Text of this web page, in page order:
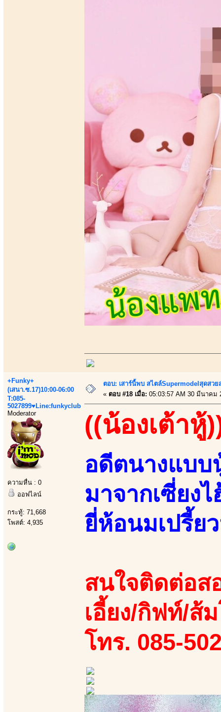
+Funky+
(เสนา.ซ.17)10:00-06:00
T:085-
5027899♥Line:funkyclub
Moderator
ความหื่น : 0
ออฟไลน์
กระทู้: 71,668
โพสต์: 4,935
ตอบ: เสาร์นี้พบ สไตล์Supermodelสุดสว
« ตอบ #18 เมื่อ: 05:03:57 AM 30 มีนาคม
((น้องเต้าหู้
อดีตนางแบบ
มาจากเซี่ยง
ยี่ห้อนมเปรี้ย
สนใจติดต่อส
เอี้ยง/กิฟท์/ส้
โทร. 085-